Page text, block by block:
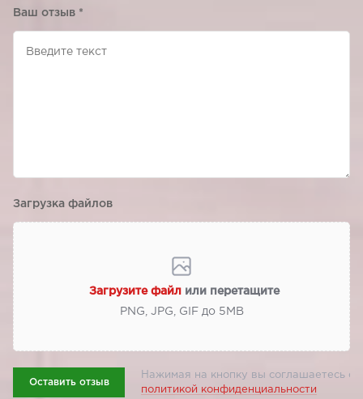
Ваш отзыв *
Загрузка файлов
Загрузите файл или перетащите
PNG, JPG, GIF до 5МВ
Оставить отзыв
Нажимая на кнопку вы соглашаетесь с
политикой конфиденциальности